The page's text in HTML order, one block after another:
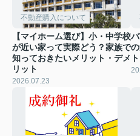
不動産購入について
【マイホーム選び】小・中学校
が近い家って実際どう？家族で
知っておきたいメリット・デメ
リット
2026.07.23